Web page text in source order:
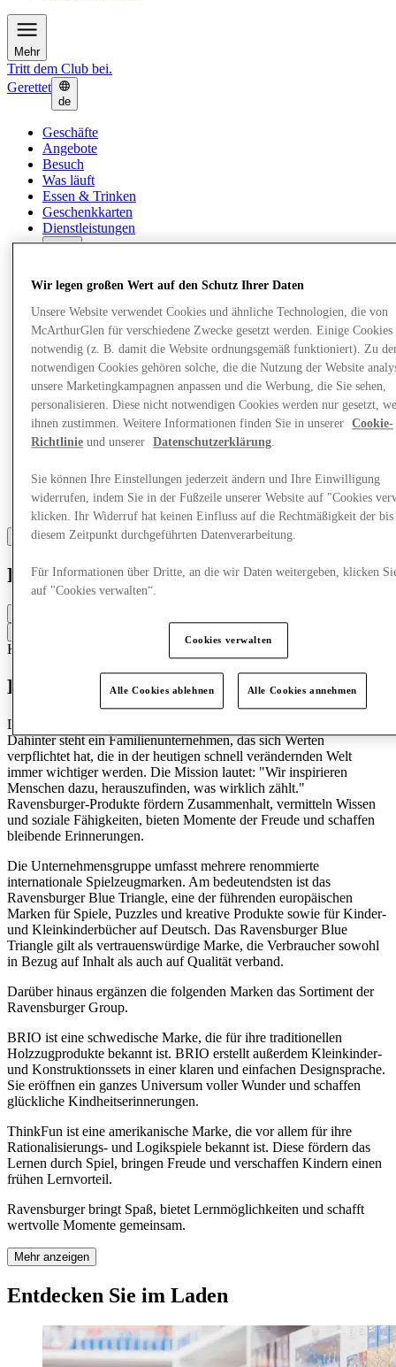
Mehr
Tritt dem Club bei.
Gerettet
de
Geschäfte
Angebote
Besuch
Was läuft
Essen & Trinken
Geschenkkarten
Dienstleistungen
Ravensburger
Kinder
Entdecke Ravensburger
Die Ravensburger AG ist eine internationale Unternehmensgruppe.
Dahinter steht ein Familienunternehmen, das sich Werten
verpflichtet hat, die in der heutigen schnell verändernden Welt
immer wichtiger werden. Die Mission lautet: "Wir inspirieren
Menschen dazu, herauszufinden, was wirklich zählt."
Ravensburger-Produkte fördern Zusammenhalt, vermitteln Wissen
und soziale Fähigkeiten, bieten Momente der Freude und schaffen
bleibende Erinnerungen.
Die Unternehmensgruppe umfasst mehrere renommierte
internationale Spielzeugmarken. Am bedeutendsten ist das
Ravensburger Blue Triangle, eine der führenden europäischen
Marken für Spiele, Puzzles und kreative Produkte sowie für Kinder-
und Kleinkinderbücher auf Deutsch. Das Ravensburger Blue
Triangle gilt als vertrauenswürdige Marke, die Verbraucher sowohl
in Bezug auf Inhalt als auch auf Qualität verband.
Darüber hinaus ergänzen die folgenden Marken das Sortiment der
Ravensburger Group.
BRIO ist eine schwedische Marke, die für ihre traditionellen
Holzzugprodukte bekannt ist. BRIO erstellt außerdem Kleinkinder-
und Konstruktionssets in einer klaren und einfachen Designsprache.
Sie eröffnen ein ganzes Universum voller Wunder und schaffen
glückliche Kindheitserinnerungen.
ThinkFun ist eine amerikanische Marke, die vor allem für ihre
Rationalisierungs- und Logikspiele bekannt ist. Diese fördern das
Lernen durch Spiel, bringen Freude und verschaffen Kindern einen
frühen Lernvorteil.
Ravensburger bringt Spaß, bietet Lernmöglichkeiten und schafft
wertvolle Momente gemeinsam.
Mehr anzeigen
Entdecken Sie im Laden
Wir legen großen Wert auf den Schutz Ihrer Daten
Unsere Website verwendet Cookies und ähnliche Technologien, die von
McArthurGlen für verschiedene Zwecke gesetzt werden. Einige Cookies
notwendig (z. B. damit die Website ordnungsgemäß funktioniert). Zu
notwendigen Cookies gehören solche, die die Nutzung der Website
unsere Marketingkampagnen anpassen und die Werbung, die Sie sehen,
personalisieren. Diese nicht notwendigen Cookies werden nur gesetzt,
ihnen zustimmen. Weitere Informationen finden Sie in unserer
Cookie-
Richtlinie und unserer Datenschutzerklärung.
Sie können Ihre Einstellungen jederzeit ändern und Ihre Einwilligung
widerrufen, indem Sie in der Fußzeile unserer Website auf "Cookies
klicken. Ihr Widerruf hat keinen Einfluss auf die Rechtmäßigkeit der bis
diesem Zeitpunkt durchgeführten Datenverarbeitung.
Für Informationen über Dritte, an die wir Daten weitergeben, klicken
auf "Cookies verwalten“.
Cookies verwalten
Alle Cookies ablehnen Alle Cookies annehmen